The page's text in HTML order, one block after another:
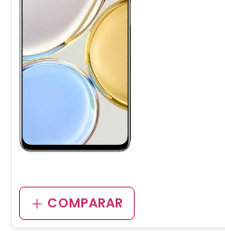
COMPARAR